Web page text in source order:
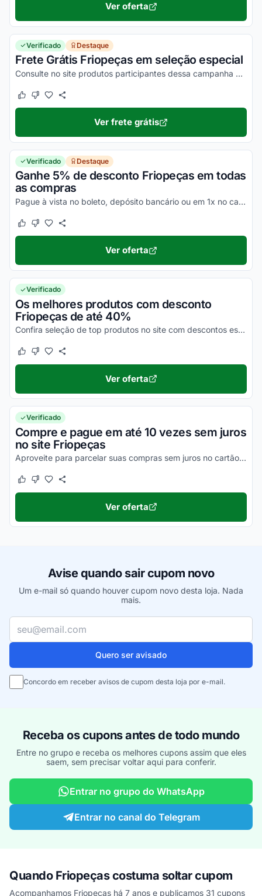
Ver oferta
Verificado Destaque
Frete Grátis Friopeças em seleção especial
Consulte no site produtos participantes dessa campanha e garanta já o seu frete gratuito na Friopeças.
Este cupom funcionou
Este cupom não funcionou
Ver frete grátis
Verificado Destaque
Ganhe 5% de desconto Friopeças em todas
as compras
Pague à vista no boleto, depósito bancário ou em 1x no cartão e ganhe desconto de 5% OFF no site Friopeças. Desfrute!
Este cupom funcionou
Este cupom não funcionou
Ver oferta
Verificado
Os melhores produtos com desconto
Friopeças de até 40%
Confira seleção de top produtos no site com descontos especiais.
Este cupom funcionou
Este cupom não funcionou
Ver oferta
Verificado
Compre e pague em até 10 vezes sem juros
no site Friopeças
Aproveite para parcelar suas compras sem juros no cartão de crédito. Consulte condições no site.
Este cupom funcionou
Este cupom não funcionou
Ver oferta
Avise quando sair cupom novo
Um e-mail só quando houver cupom novo desta loja. Nada
mais.
Quero ser avisado
Concordo em receber avisos de cupom desta loja por e-mail.
Receba os cupons antes de todo mundo
Entre no grupo e receba os melhores cupons assim que eles
saem, sem precisar voltar aqui para conferir.
Entrar no grupo do WhatsApp
Entrar no canal do Telegram
Quando Friopeças costuma soltar cupom
Acompanhamos Friopeças há 7 anos e publicamos 31 cupons